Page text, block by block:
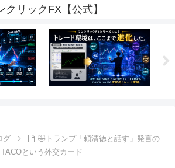
クリックFX【公式】
グ
🤣トランプ「頼清徳と話す」発言の
という外交カード